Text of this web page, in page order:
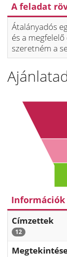
A feladat
Átalányadós
és a
szeretném a
Információk
Címzettek
12